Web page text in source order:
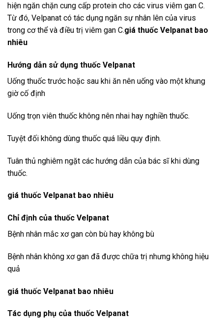
hiện ngăn chặn cung cấp protein cho các virus viêm gan C.
Từ đó, Velpanat có tác dụng ngăn sự nhân lên của virus
trong cơ thể và điều trị viêm gan C.giá thuốc Velpanat bao
nhiêu
Hướng dẫn sử dụng thuốc Velpanat
Uống thuốc trước hoặc sau khi ăn nên uống vào một khung
giờ cố định
Uống trọn viên thuốc không nên nhai hay nghiền thuốc.
Tuyệt đối không dùng thuốc quá liều quy định.
Tuân thủ nghiêm ngặt các hướng dẫn của bác sĩ khi dùng
thuốc.
giá thuốc Velpanat bao nhiêu
Chỉ định của thuốc Velpanat
Bệnh nhân mắc xơ gan còn bù hay không bù
Bệnh nhân không xơ gan đã được chữa trị nhưng không hiệu
quả
giá thuốc Velpanat bao nhiêu
Tác dụng phụ của thuốc Velpanat